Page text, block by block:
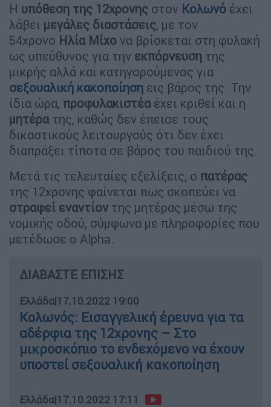
Η υπόθεση της 12χρονης στον Κολωνό έχει
λάβει μεγάλες διαστάσεις, με τον
54χρονο Ηλία Μίχο να βρίσκεται στη φυλακή
ως υπεύθυνος για την εκπόρνευση της
μικρής αλλά και κατηγορούμενος για
σεξουαλική κακοποίηση εις βάρος της. Την
ίδια ώρα, προφυλακιστέαέχει κριθεί και η
μητέρατης, καθώς δεν έπεισε τους
δικαστικούς λειτουργούς ότι δεν έχει
διαπράξει τίποτα σε βάρος του παιδιού της.
Μετά τις τελευταίες εξελίξεις, ο πατέρας
της 12χρονης φαίνεται πως σκοπεύει να
στραφεί εναντίον της μητέρας μέσω της
νομικής οδού, σύμφωνα με πληροφορίες που
μετέδωσε ο Alpha.
ΔΙΑΒΑΣΤΕ ΕΠΙΣΗΣ
Ελλάδα|17.10.2022 19:00
Κολωνός: Εισαγγελική έρευνα για τα
αδέρφια της 12χρονης – Στο
μικροσκόπιο το ενδεχόμενο να έχουν
υποστεί σεξουαλική κακοποίηση
Ελλάδα|17.10.2022 17:11